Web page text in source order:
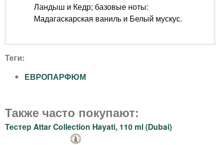
n
.
b
l
s
д
к
Ландыш и Кедр; базовые ноты:
Мадагаскарская ваниль и Белый мускус.
Теги:
ЕВРОПАРФЮМ
Также часто покупают:
Тестер Attar Collection Hayati, 110 ml (Dubai)